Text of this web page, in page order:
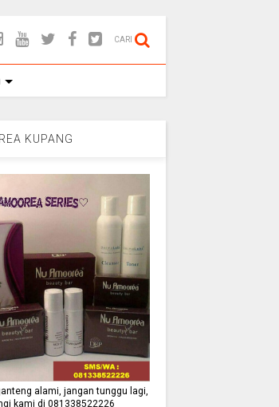
CARI
KUPANG
alami, jangan tunggu lagi,
kami di 081338522226